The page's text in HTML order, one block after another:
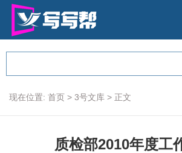
现在位置: 首页 > 3号文库 > 正文
质检部2010年度工